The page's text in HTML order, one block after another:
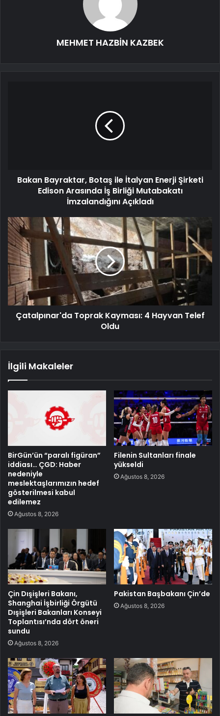
MEHMET HAZBİN KAZBEK
Bakan Bayraktar, Botaş ile İtalyan Enerji Şirketi
Edison Arasında İş Birliği Mutabakatı
İmzalandığını Açıkladı
Çatalpınar'da Toprak Kayması: 4 Hayvan Telef
Oldu
İlgili Makaleler
BirGün’ün “paralı figüran”
iddiası… ÇGD: Haber
nedeniyle
meslektaşlarımızın hedef
gösterilmesi kabul
edilemez
Ağustos 8, 2026
Filenin Sultanları finale
yükseldi
Ağustos 8, 2026
Çin Dışişleri Bakanı,
Shanghai İşbirliği Örgütü
Dışişleri Bakanları Konseyi
Toplantısı’nda dört öneri
sundu
Ağustos 8, 2026
Pakistan Başbakanı Çin’de
Ağustos 8, 2026